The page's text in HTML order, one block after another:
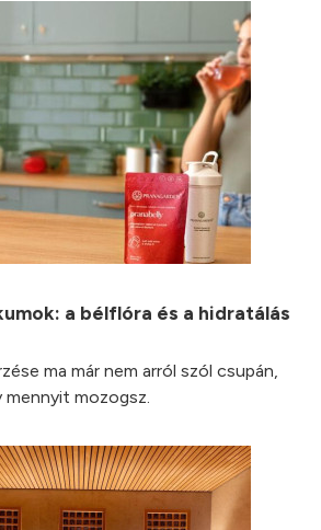
a bélflóra és a hidratálás
ma már nem arról szól csupán,
mennyit mozogsz.